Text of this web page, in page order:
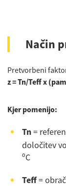
Način
Pretvorbeni
z = Tn/Teff x
Kjer pomenijo:
Tn=
določitev
⁰C
Teff=